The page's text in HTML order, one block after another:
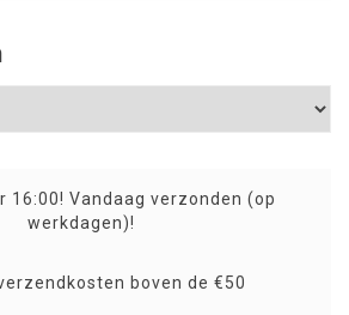
16:00! Vandaag verzonden (op
werkdagen)!
boven de €50